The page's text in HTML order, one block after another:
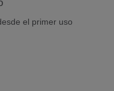
el primer uso